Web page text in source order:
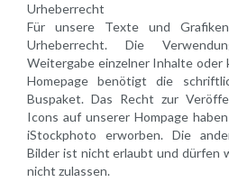
Urheberrecht
Für unsere Texte und
Urheberrecht. Die
Weitergabe einzelner Inhalte
Homepage benötigt die
Buspaket. Das Recht zur
Icons auf unserer Hompage
iStockphoto erworben. Die
Bilder ist nicht erlaubt und dürfen
nicht zulassen.